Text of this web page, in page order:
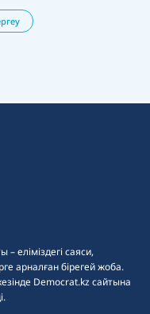
еліміздегі саяси,
арналған бірегей жоба.
Democrat.kz сайтына